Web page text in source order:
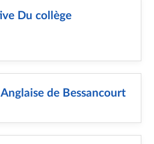
Du collège
de Bessancourt